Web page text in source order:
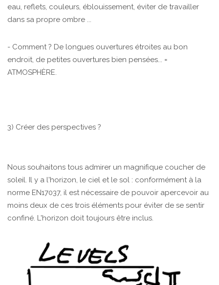
eau, reflets, couleurs, éblouissement, éviter de travailler
dans sa propre ombre ...
- Comment ? De longues ouvertures étroites au bon
endroit, de petites ouvertures bien pensées... =
ATMOSPHÈRE.
3) Créer des perspectives ?
Nous souhaitons tous admirer un magnifique coucher de
soleil. Il y a l'horizon, le ciel et le sol : conformément à la
norme EN17037, il est nécessaire de pouvoir apercevoir au
moins deux de ces trois éléments pour éviter de se sentir
confiné. L'horizon doit toujours être inclus.